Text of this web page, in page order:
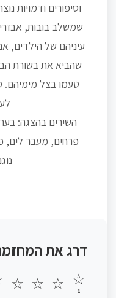
וסיפורים ודמויות
שמשלב בובות,
עיניהם של הילדים,
שהביא את בשורת
טעמו בצל מימיהם.
השירים בהצגה:
פרחים, מעבר לים,
דרג את
☆
1
☆
☆
☆